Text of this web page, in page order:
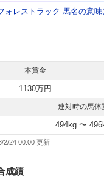
ォレストラック 馬名の意味
本賞金
1130万円
連対時の馬体
494kg 〜
2/24 00:00
成績